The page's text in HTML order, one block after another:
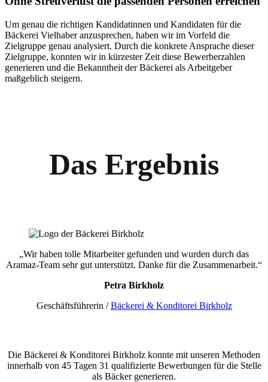
Um genau die richtigen Kandidatinnen und Kandidaten für die
Bäckerei Vielhaber anzusprechen, haben wir im Vorfeld die
Zielgruppe genau analysiert. Durch die konkrete Ansprache dieser
Zielgruppe, konnten wir in kürzester Zeit diese Bewerberzahlen
generieren und die Bekanntheit der Bäckerei als Arbeitgeber
maßgeblich steigern.
Das Ergebnis
„Wir haben tolle Mitarbeiter gefunden und wurden durch das
Aramaz-Team sehr gut unterstützt. Danke für die Zusammenarbeit.“
Petra Birkholz
Geschäftsführerin /Bäckerei & Konditorei Birkholz
Die Bäckerei & Konditorei Birkholz konnte mit unseren Methoden
innerhalb von 45 Tagen 31 qualifizierte Bewerbungen für die Stelle
als Bäcker generieren.